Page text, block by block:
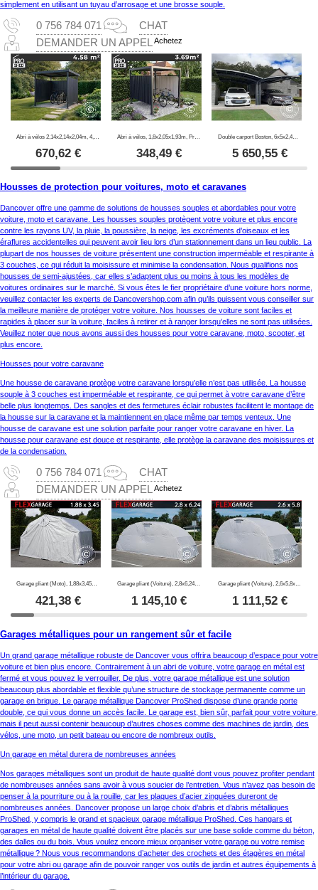
simplement en utilisant un tuyau d’arrosage et une brosse souple.
0 756 784 071
CHAT
DEMANDER UN APPEL
Achetez
670,62 € 348,49€
Double carport Boston, 6x5x2,4m, Gris
5 650,55€
Housses de protection pour voitures, moto et caravanes
Dancover offre une gamme de solutions de housses souples et abordables pour votre
voiture, moto et caravane. Les housses souples protègent votre voiture et plus encore
contre les rayons UV, la pluie, la poussière, la neige, les excréments d’oiseaux et les
éraflures accidentelles qui peuvent avoir lieu lors d’un stationnement dans un lieu public. La
plupart de nos housses de voiture présentent une construction imperméable et respirante à
3 couches, ce qui réduit la moisissure et minimise la condensation. Nous qualifions nos
housses de semi-ajustées, car elles s’adaptent plus ou moins à tous les modèles de
voitures ordinaires sur le marché. Si vous êtes le fier propriétaire d’une voiture hors norme,
veuillez contacter les experts de Dancovershop.com afin qu’ils puissent vous conseiller sur
la meilleure manière de protéger votre voiture. Nos housses de voiture sont faciles et
rapides à placer sur la voiture, faciles à retirer et à ranger lorsqu’elles ne sont pas utilisées.
Veuillez noter que nous avons aussi des housses pour votre caravane, moto, scooter, et
plus encore.
Housses pour votre caravane
Une housse de caravane protège votre caravane lorsqu’elle n’est pas utilisée. La housse
souple à 3 couches est imperméable et respirante, ce qui permet à votre caravane d’être
belle plus longtemps. Des sangles et des fermetures éclair robustes facilitent le montage de
la housse sur la caravane et la maintiennent en place même par temps venteux. Une
housse de caravane est une solution parfaite pour ranger votre caravane en hiver. La
housse pour caravane est douce et respirante, elle protège la caravane des moisissures et
de la condensation.
0 756 784 071
CHAT
DEMANDER UN APPELAchetez
Garage pliant (Moto), 1,88x3,45x1,9m, Gris
421,38 €
Garage pliant (Voiture), 2,8x6,24x2,3m, Gris
1 145,10€
Garage pliant (Voiture), 2,6x5,8x2,1m, Gris
1 111,52€
Garages métalliques pour un rangement sûr et facile
Un grand garage métallique robuste de Dancover vous offrira beaucoup d’espace pour votre
voiture et bien plus encore. Contrairement à un abri de voiture, votre garage en métal est
fermé et vous pouvez le verrouiller. De plus, votre garage métallique est une solution
beaucoup plus abordable et flexible qu’une structure de stockage permanente comme un
garage en brique. Le garage métallique Dancover ProShed dispose d’une grande porte
double, ce qui vous donne un accès facile. Le garage est, bien sûr, parfait pour votre voiture,
mais il peut aussi contenir beaucoup d’autres choses comme des machines de jardin, des
vélos, une moto, un petit bateau ou encore de nombreux outils.
Un garage en métal durera de nombreuses années
Nos garages métalliques sont un produit de haute qualité dont vous pouvez profiter pendant
de nombreuses années sans avoir à vous soucier de l’entretien. Vous n’avez pas besoin de
penser à la pourriture ou à la rouille, car les plaques d’acier zinguées dureront de
nombreuses années. Dancover propose un large choix d’abris et d’abris métalliques
ProShed, y compris le grand et spacieux garage métallique ProShed. Ces hangars et
garages en métal de haute qualité doivent être placés sur une base solide comme du béton,
des dalles ou du bois. Vous voulez encore mieux organiser votre garage ou votre remise
métallique ? Nous vous recommandons d’acheter des crochets et des étagères en métal
pour votre abri ou garage afin de pouvoir ranger vos outils de jardin et autres équipements à
l’intérieur du garage.